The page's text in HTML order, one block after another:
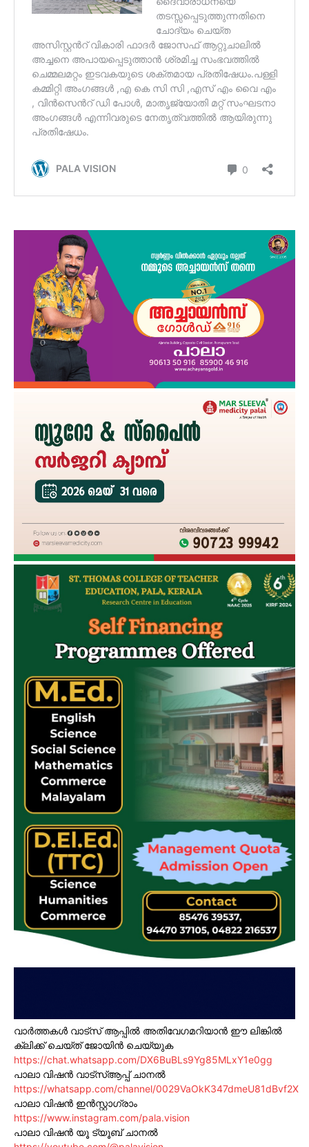
വാർത്തകൾ വാട്സ് ആപ്പിൽ അതിവേഗമറിയാൻ ഈ ലിങ്കിൽ
ക്ലിക്ക് ചെയ്ത് ജോയിൻ ചെയ്യുക
https://chat.whatsapp.com/DX6BuBLs9Yg85MLxY1e0gg
പാലാ വിഷൻ വാട്സ്ആപ്പ് ചാനൽ
https://whatsapp.com/channel/0029VaOkK347dmeU81dBvf2X
പാലാ വിഷൻ ഇൻസ്റ്റാഗ്രാം
https://www.instagram.com/pala.vision
പാലാ വിഷൻ യൂ ട്യൂബ് ചാനൽ